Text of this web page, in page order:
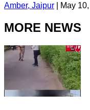
Amber, Jaipur May
MORE NEWS